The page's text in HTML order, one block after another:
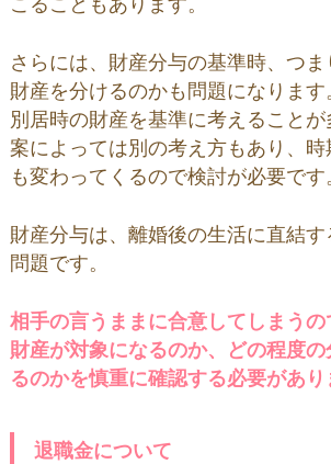
こることもあります。
さらには、財産分与の基準時、つ
財産を分けるのかも問題になります
別居時の財産を基準に考えること
案によっては別の考え方もあり、
も変わってくるので検討が必要です
財産分与は、離婚後の生活に直結
問題です。
相手の言うままに合意してしまう
財産が対象になるのか、どの程度
るのかを慎重に確認する必要があり
退職金について